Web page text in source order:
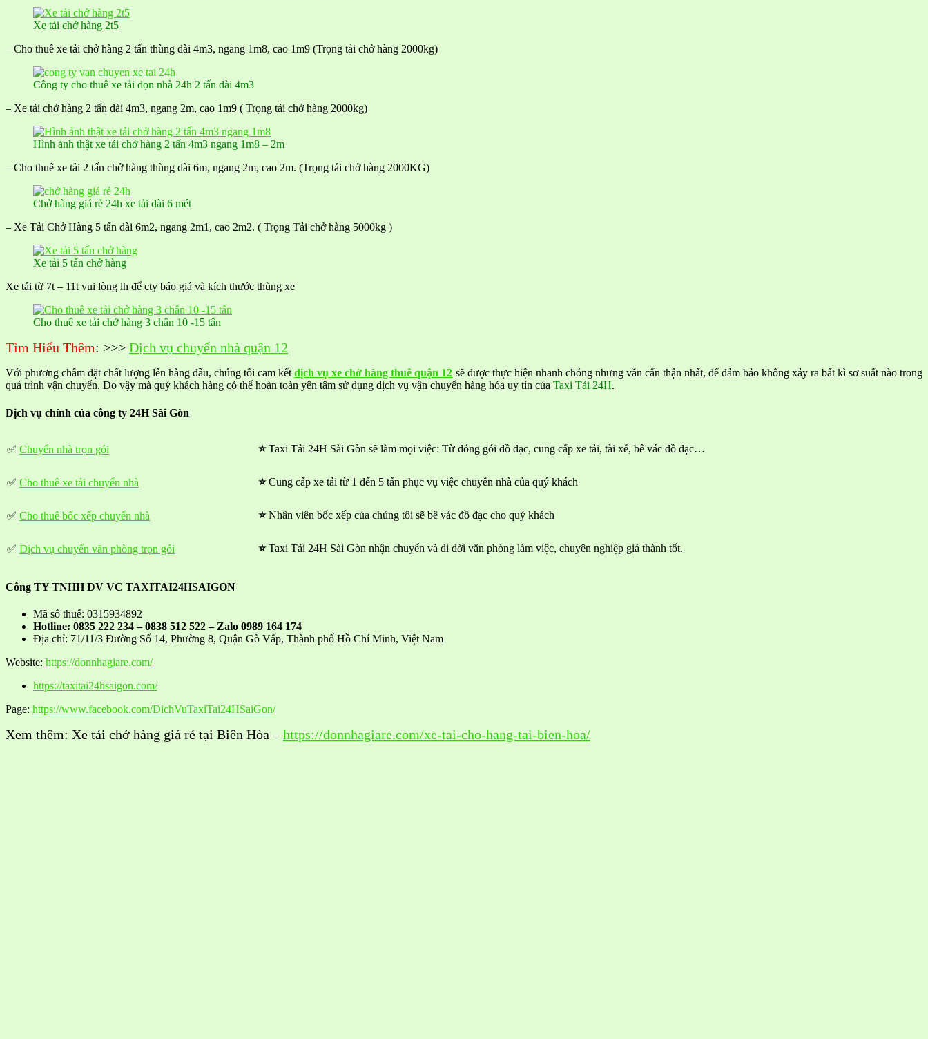
Xe tải chở hàng 2t5
– Cho thuê xe tải chở hàng 2 tấn thùng dài 4m3, ngang 1m8, cao 1m9 (Trọng tải chở hàng 2000kg)
Công ty cho thuê xe tải dọn nhà 24h 2 tấn dài 4m3
– Xe tải chở hàng 2 tấn dài 4m3, ngang 2m, cao 1m9 ( Trọng tải chở hàng 2000kg)
Hình ảnh thật xe tải chở hàng 2 tấn 4m3 ngang 1m8 – 2m
– Cho thuê xe tải 2 tấn chở hàng thùng dài 6m, ngang 2m, cao 2m. (Trọng tải chở hàng 2000KG)
Chở hàng giá rẻ 24h xe tải dài 6 mét
– Xe Tải Chở Hàng 5 tấn dài 6m2, ngang 2m1, cao 2m2. ( Trọng Tải chở hàng 5000kg )
Xe tải 5 tấn chở hàng
Xe tải từ 7t – 11t vui lòng lh để cty báo giá và kích thước thùng xe
Cho thuê xe tải chở hàng 3 chân 10 -15 tấn
Tìm Hiểu Thêm: >>> Dịch vụ chuyển nhà quận 12
Với phương châm đặt chất lượng lên hàng đầu, chúng tôi cam kếtdịch vụ xe chở hàng thuê quận 12 sẽ được thực hiện nhanh chóng nhưng vẫn cẩn thận nhất, để đảm bảo không xảy ra bất kì sơ suất nào trong
quá trình vận chuyển. Do vậy mà quý khách hàng có thể hoàn toàn yên tâm sử dụng dịch vụ vận chuyển hàng hóa uy tín của Taxi Tải 24H.
Dịch vụ chính của công ty 24H Sài Gòn
✅ Chuyển nhà trọn gói ⭐Taxi Tải 24H Sài Gòn sẽ làm mọi việc: Từ đóng gói đồ đạc, cung cấp xe tải, tài xế, bê vác đồ đạc…
✅ Cho thuê xe tải chuyển nhà ⭐Cung cấp xe tải từ 1 đến 5 tấn phục vụ việc chuyển nhà của quý khách
✅ Cho thuê bốc xếp chuyển nhà ⭐Nhân viên bốc xếp của chúng tôi sẽ bê vác đồ đạc cho quý khách
✅ Dịch vụ chuyển văn phòng trọn gói ⭐Taxi Tải 24H Sài Gòn nhận chuyển và di dời văn phòng làm việc, chuyên nghiệp giá thành tốt.
Công TY TNHH DV VC TAXITAI24HSAIGON
Mã số thuế: 0315934892
Hotline: 0835 222 234 – 0838 512 522 – Zalo 0989 164 174
Địa chỉ: 71/11/3 Đường Số 14, Phường 8, Quận Gò Vấp, Thành phố Hồ Chí Minh, Việt Nam
Website: https://donnhagiare.com/
https://taxitai24hsaigon.com/
Page: https://www.facebook.com/DichVuTaxiTai24HSaiGon/
Xem thêm: Xe tải chở hàng giá rẻ tại Biên Hòa –https://donnhagiare.com/xe-tai-cho-hang-tai-bien-hoa/